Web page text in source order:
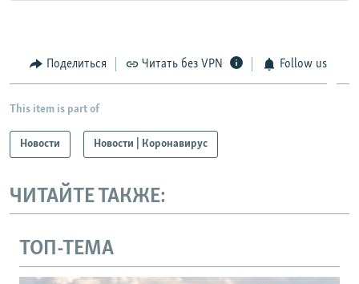
Поделиться Читать без VPN Follow us
This item is part of
Новости Новости | Коронавирус
ЧИТАЙТЕ ТАКЖЕ:
ТОП-ТЕМА